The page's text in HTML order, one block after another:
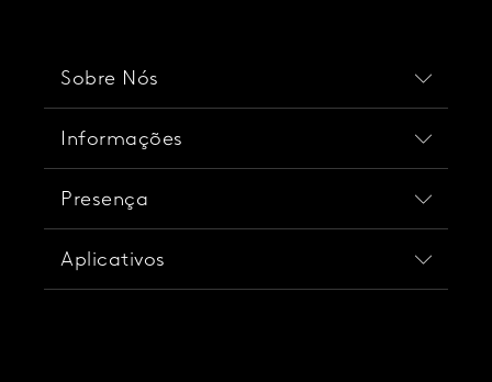
Sobre Nós
do Studio 416x.
Informações
Status do Serviço
Política de Privacidade
Política de Segurança
Presença
Google Play
Instagram
Aplicativos